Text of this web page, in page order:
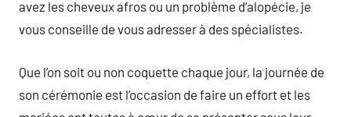
avez les cheveux afros ou un problème d’alopécie, je
vous conseille de vous adresser à des spécialistes.
Que l’on soit ou non coquette chaque jour, la journée de
son cérémonie est l’occasion de faire un effort et les